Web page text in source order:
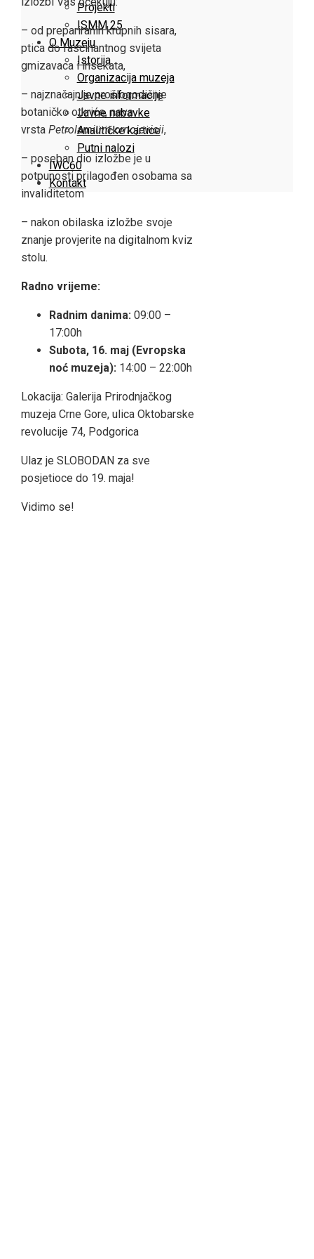
Projekti
ISMM 25
O Muzeju
Istorija
Organizacija muzeja
Javne informacije
Javne nabavke
Analitičke kartice
Putni nalozi
IWC60
Kontakt
– od prepariranih krupnih sisara,
ptica do fascinantnog svijeta
gmizavaca i insekata,
– najznačajnije prošlogodišnje
botaničko otkriće, nova
vrsta Petrolamium crnojevicii,
– poseban dio izložbe je u
potpunosti prilagođen osobama sa
invaliditetom
– nakon obilaska izložbe svoje
znanje provjerite na digitalnom kviz
stolu.
Radno vrijeme:
Radnim danima: 09:00 –
17:00h
Subota, 16. maj (Evropska
noć muzeja): 14:00 – 22:00h
Lokacija: Galerija Prirodnjačkog
muzeja Crne Gore, ulica Oktobarske
revolucije 74, Podgorica
Ulaz je SLOBODAN za sve
posjetioce do 19. maja!
Vidimo se!